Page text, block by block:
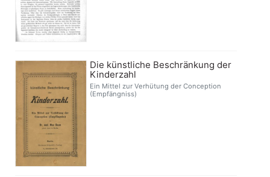
Die künstliche Beschränkung der
Kinderzahl
Ein Mittel zur Verhütung der Conception
(Empfängniss)